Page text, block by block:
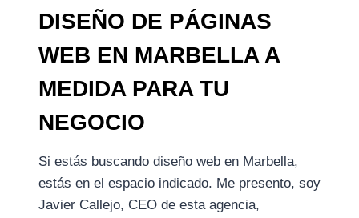
DISEÑO DE PÁGINAS
WEB EN MARBELLA A
MEDIDA PARA TU
NEGOCIO
Si estás buscando diseño web en Marbella,
estás en el espacio indicado. Me presento, soy
Javier Callejo, CEO de esta agencia,